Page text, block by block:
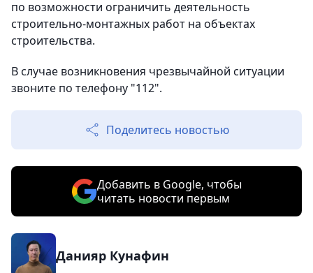
по возможности ограничить деятельность
строительно-монтажных работ на объектах
строительства.
В случае возникновения чрезвычайной ситуации
звоните по телефону "112".
Поделитесь новостью
Добавить в Google, чтобы
читать новости первым
Данияр Кунафин